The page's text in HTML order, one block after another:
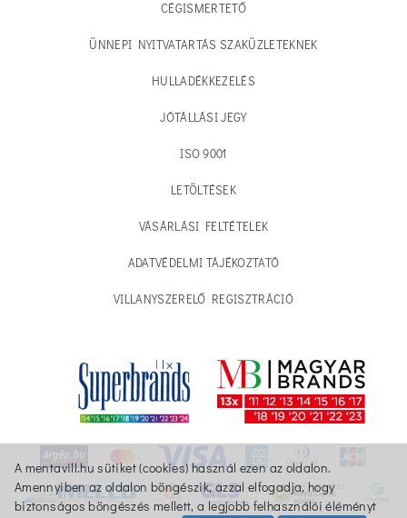
CÉGISMERTETŐ
ÜNNEPI NYITVATARTÁS SZAKÜZLETEKNEK
HULLADÉKKEZELÉS
JÓTÁLLÁSI JEGY
ISO 9001
LETÖLTÉSEK
VÁSÁRLÁSI FELTÉTELEK
ADATVÉDELMI TÁJÉKOZTATÓ
VILLANYSZERELŐ REGISZTRÁCIÓ
A mentavill.hu sütiket (cookies) használ ezen az oldalon.
Amennyiben az oldalon böngészik, azzal elfogadja, hogy
biztonságos böngészés mellett, a legjobb felhasználói éléményt